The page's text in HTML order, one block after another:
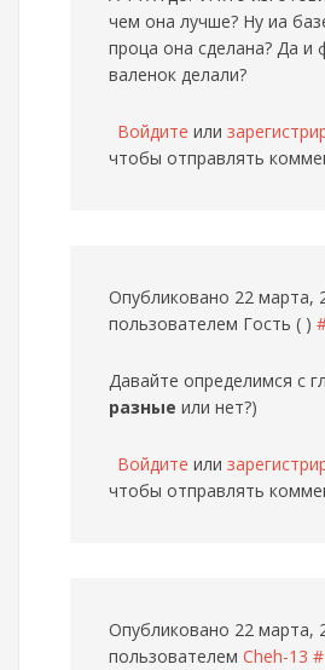
чем она лучше? Ну иа
проца она сделана? Да и
валенок делали?
Войдите или
чтобы отправлять
Опубликовано 22 марта,
пользователем Гость ( )
Давайте определимся с
разные или нет?)
Войдите или
чтобы отправлять
Опубликовано 22 марта,
пользователем Cheh-13 #